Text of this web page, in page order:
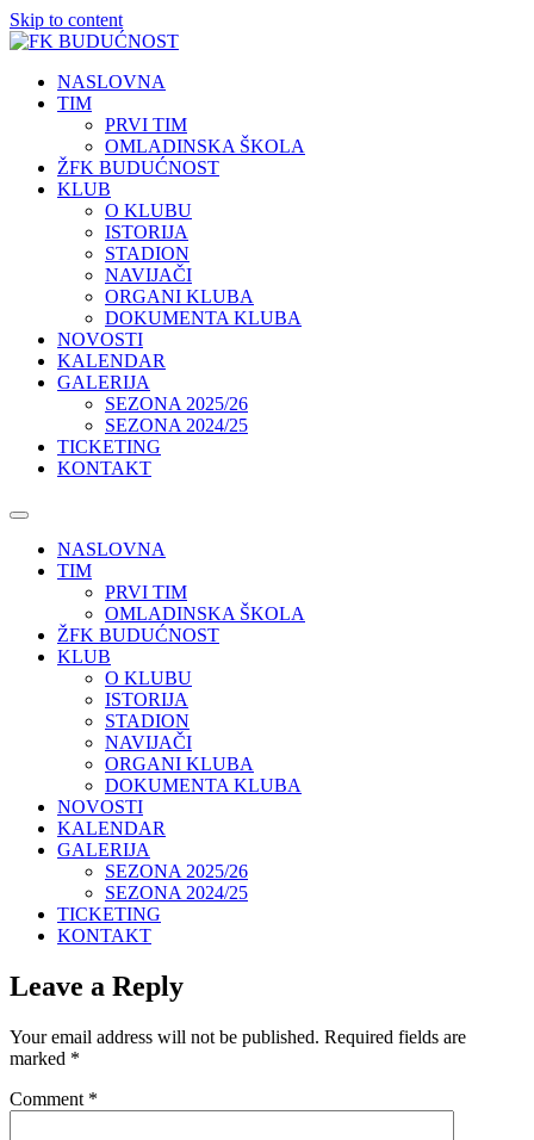
Skip to content
NASLOVNA
TIM
PRVI TIM
OMLADINSKA ŠKOLA
ŽFK BUDUĆNOST
KLUB
O KLUBU
ISTORIJA
STADION
NAVIJAČI
ORGANI KLUBA
DOKUMENTA KLUBA
NOVOSTI
KALENDAR
GALERIJA
SEZONA 2025/26
SEZONA 2024/25
TICKETING
KONTAKT
NASLOVNA
TIM
PRVI TIM
OMLADINSKA ŠKOLA
ŽFK BUDUĆNOST
KLUB
O KLUBU
ISTORIJA
STADION
NAVIJAČI
ORGANI KLUBA
DOKUMENTA KLUBA
NOVOSTI
KALENDAR
GALERIJA
SEZONA 2025/26
SEZONA 2024/25
TICKETING
KONTAKT
Leave a Reply
Your email address will not be published. Required fields are
marked *
Comment *